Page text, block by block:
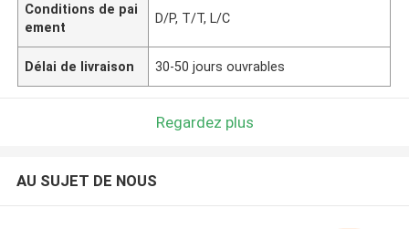
Conditions de pai
ement
D/P, T/T, L/C
Délai de livraison 30-50 jours ouvrables
Regardez plus
AU SUJET DE NOUS